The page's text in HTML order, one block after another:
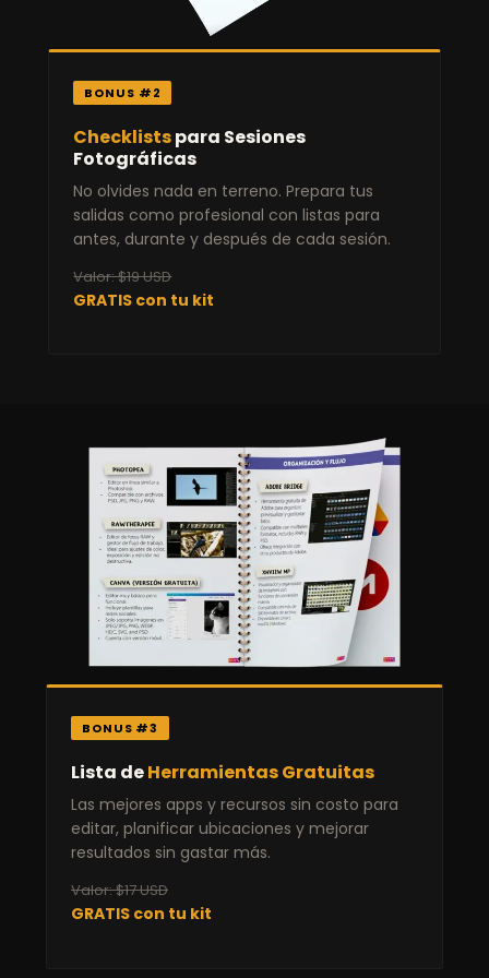
BONUS #2
Checklistspara Sesiones
Fotográficas
No olvides nada en terreno. Prepara tus
salidas como profesional con listas para
antes, durante y después de cada sesión.
Valor: $19 USD
GRATIS con tu kit
BONUS #3
Lista deHerramientas Gratuitas
Las mejores apps y recursos sin costo para
editar, planificar ubicaciones y mejorar
resultados sin gastar más.
Valor: $17 USD
GRATIS con tu kit